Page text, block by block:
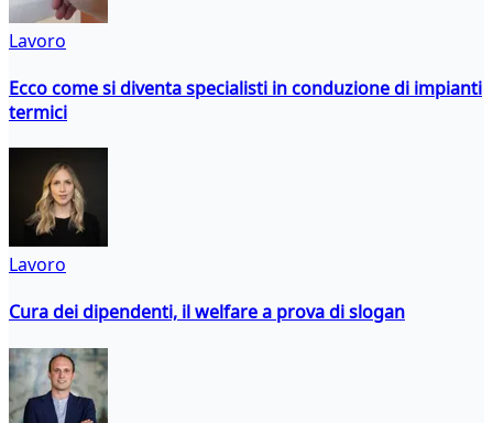
Lavoro
Ecco come si diventa specialisti in conduzione di impianti
termici
Lavoro
Cura dei dipendenti, il welfare a prova di slogan